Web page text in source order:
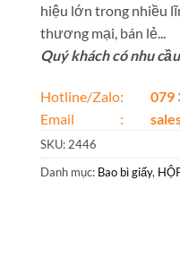
hiệu lớn trong nhiều
thương mại, bán lẻ...
Quý khách có nhu
Hotline/Zalo:
079
Email :
SKU: 2446
Danh mục: Bao bì giấy,